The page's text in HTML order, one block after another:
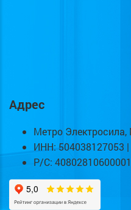
Адрес
Метро Электросила,
ИНН: 504038127053
Р/С: